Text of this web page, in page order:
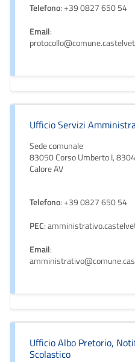
Telefono: +39 0827 650 54
Email:
Ufficio Servizi
Sede comunale
83050 Corso Umberto I,
Calore AV
Telefono: +39 0827 650 54
PEC:
Email:
Ufficio Albo Pretorio,
Scolastico